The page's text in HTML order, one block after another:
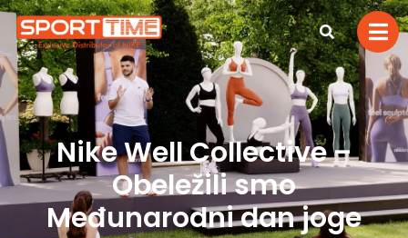
Nike Well Collective –
Obeležili smo
Međunarodni dan joge